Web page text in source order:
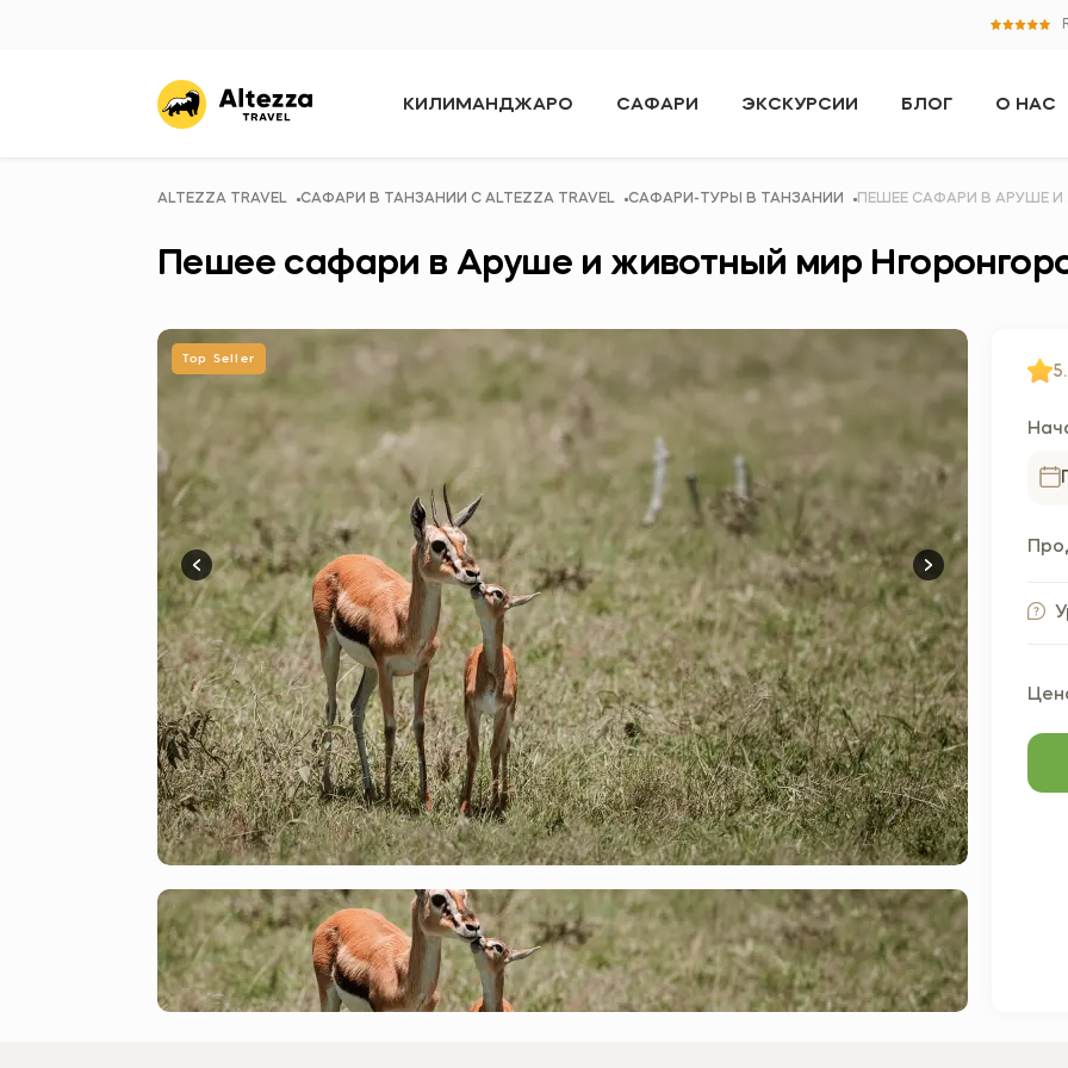
КИЛИМАНДЖАРО САФАРИ ЭКСКУРСИИ БЛОГ О НАС
ALTEZZA TRAVEL САФАРИ В ТАНЗАНИИ C ALTEZZA TRAVEL САФАРИ-ТУРЫ В ТАНЗАНИИ ПЕШЕЕ САФАРИ В АРУШЕ
Пешее сафари в Аруше и животный мир
Top Seller